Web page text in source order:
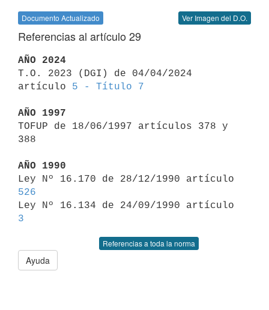
Documento Actualizado Ver Imagen del D.O.
Referencias al artículo 29
AÑO 2024
T.O. 2023 (DGI) de 04/04/2024
artículo 5 - Título 7
AÑO 1997
TOFUP de 18/06/1997 artículos 378 y
388
AÑO 1990
526
3
Referencias a toda la norma
Ayuda